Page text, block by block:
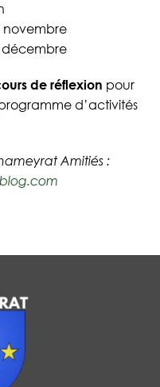
novembre
décembre
de réflexion pour
d’activités
Amitiés :